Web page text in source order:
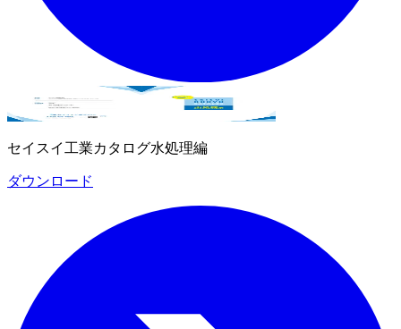
セイスイ工業カタログ水処理編
ダウンロード